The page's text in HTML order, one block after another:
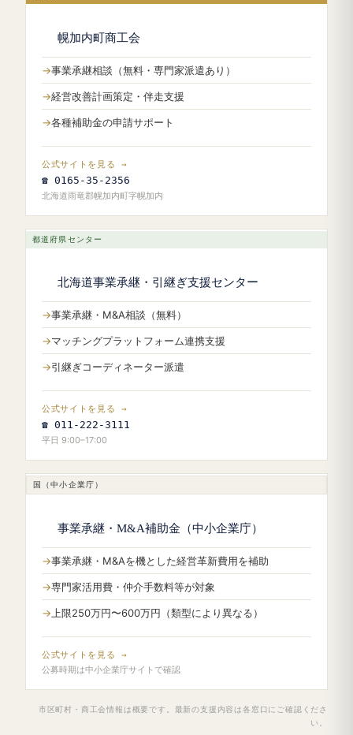
幌加内町商工会
事業承継相談（無料・専門家派遣あり）
経営改善計画策定・伴走支援
各種補助金の申請サポート
公式サイトを見る →
☎ 0165-35-2356
北海道雨竜郡幌加内町字幌加内
都道府県センター
北海道事業承継・引継ぎ支援センター
事業承継・M&A相談（無料）
マッチングプラットフォーム連携支援
引継ぎコーディネーター派遣
公式サイトを見る →
☎ 011-222-3111
平日 9:00–17:00
国（中小企業庁）
事業承継・M&A補助金（中小企業庁）
事業承継・M&Aを機とした経営革新費用を補助
専門家活用費・仲介手数料等が対象
上限250万円〜600万円（類型により異なる）
公式サイトを見る →
公募時期は中小企業庁サイトで確認
市区町村・商工会情報は概要です。最新の支援内容は各窓口にご確認くださ
い。